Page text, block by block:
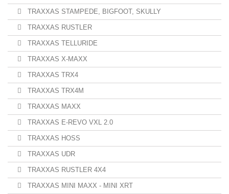
TRAXXAS STAMPEDE, BIGFOOT, SKULLY
TRAXXAS RUSTLER
TRAXXAS TELLURIDE
TRAXXAS X-MAXX
TRAXXAS TRX4
TRAXXAS TRX4M
TRAXXAS MAXX
TRAXXAS E-REVO VXL 2.0
TRAXXAS HOSS
TRAXXAS UDR
TRAXXAS RUSTLER 4X4
TRAXXAS MINI MAXX - MINI XRT